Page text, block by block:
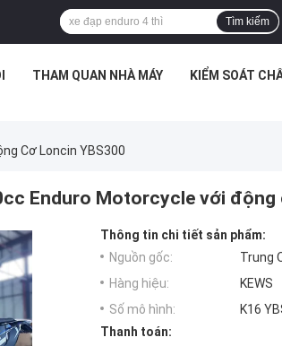
Tìm kiếm
THAM QUAN NHÀ MÁY KIỂM SOÁT
Cơ Loncin YBS300
Enduro Motorcycle với
Thông tin chi tiết sản phẩm:
Nguồn gốc:
Trung
Hàng hiệu:
KEWS
Số mô hình:
K16
Thanh toán: